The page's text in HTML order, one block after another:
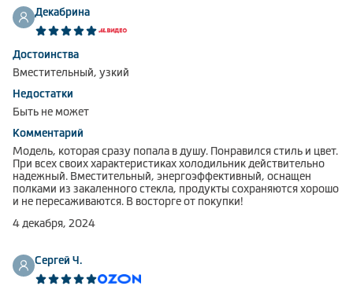
Декабрина
Достоинства
Вместительный, узкий
Недостатки
Быть не может
Комментарий
Модель, которая сразу попала в душу. Понравился стиль и цвет.
При всех своих характеристиках холодильник действительно
надежный. Вместительный, энергоэффективный, оснащен
полками из закаленного стекла, продукты сохраняются хорошо
и не пересаживаются. В восторге от покупки!
4 декабря, 2024
Сергей Ч.